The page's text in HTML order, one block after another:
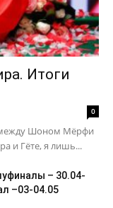
Итоги
0
между Шоном Мёрфи
и Гёте, я лишь...
– 30.04-
–03-04.05